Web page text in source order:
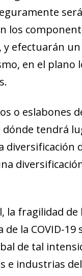
efectuarán
en el plano
o eslabones
tendrá
diversificación
fragilidad de
la COVID-19
de tal
e industrias